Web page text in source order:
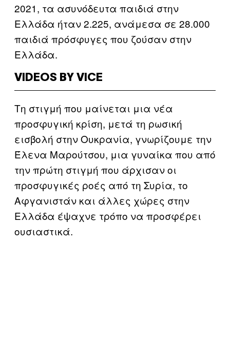
2021, τα ασυνόδευτα παιδιά στην
Ελλάδα ήταν 2.225, ανάμεσα σε 28.000
παιδιά πρόσφυγες που ζούσαν στην
Ελλάδα.
VIDEOS BY VICE
Τη στιγμή που μαίνεται μια νέα
προσφυγική κρίση, μετά τη ρωσική
εισβολή στην Ουκρανία, γνωρίζουμε την
Έλενα Μαρούτσου, μια γυναίκα που από
την πρώτη στιγμή που άρχισαν οι
προσφυγικές ροές από τη Συρία, το
Αφγανιστάν και άλλες χώρες στην
Ελλάδα έψαχνε τρόπο να προσφέρει
ουσιαστικά.